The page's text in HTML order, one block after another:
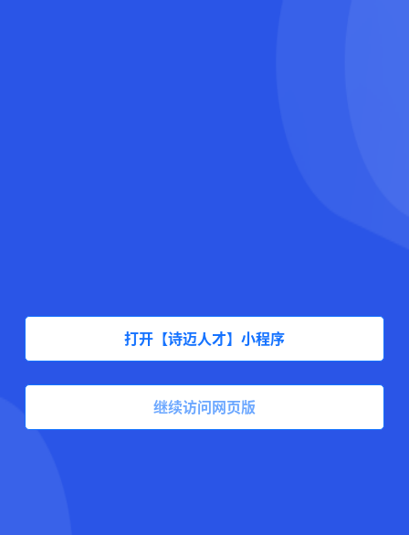
打开【诗迈人才】小程序
继续访问网页版